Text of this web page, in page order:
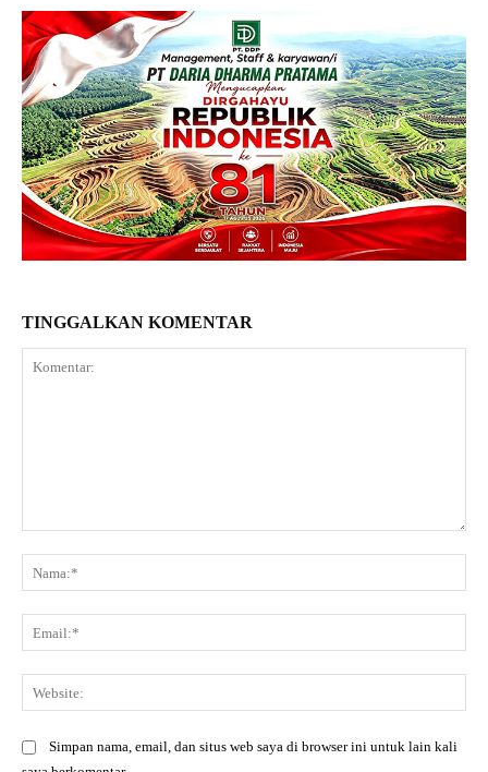
TINGGALKAN KOMENTAR
Simpan nama, email, dan situs web saya di browser ini untuk lain kali